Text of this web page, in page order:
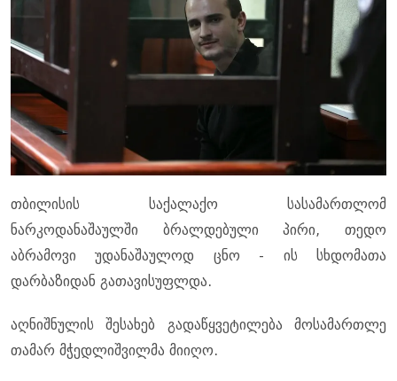
თბილისის საქალაქო სასამართლომ
ნარკოდანაშაულში ბრალდებული პირი, თედო
აბრამოვი უდანაშაულოდ ცნო - ის სხდომათა
დარბაზიდან გათავისუფლდა.
აღნიშნულის შესახებ გადაწყვეტილება მოსამართლე
თამარ მჭედლიშვილმა მიიღო.